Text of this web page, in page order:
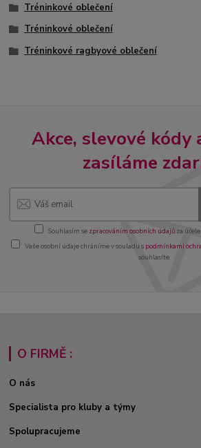
Tréninkové oblečení
Tréninkové oblečení
Tréninkové ragbyové oblečení
Akce, slevové kódy
zasíláme
Souhlasím se zpracováním osobních údajůza
Vaše osobní údaje chráníme v souladu s podmínkami
souhlasíte.
O FIRMĚ :
O nás
Specialista pro kluby a týmy
Spolupracujeme